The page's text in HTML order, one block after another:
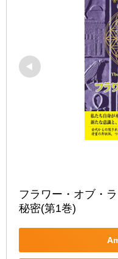
フラワー・オブ・
秘密(第1巻)